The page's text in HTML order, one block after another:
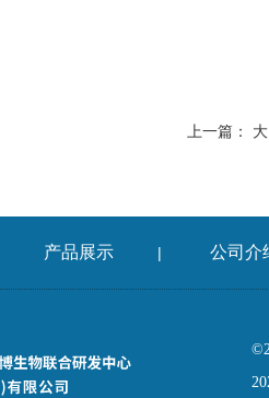
上一篇：
产品展示 | 公司介